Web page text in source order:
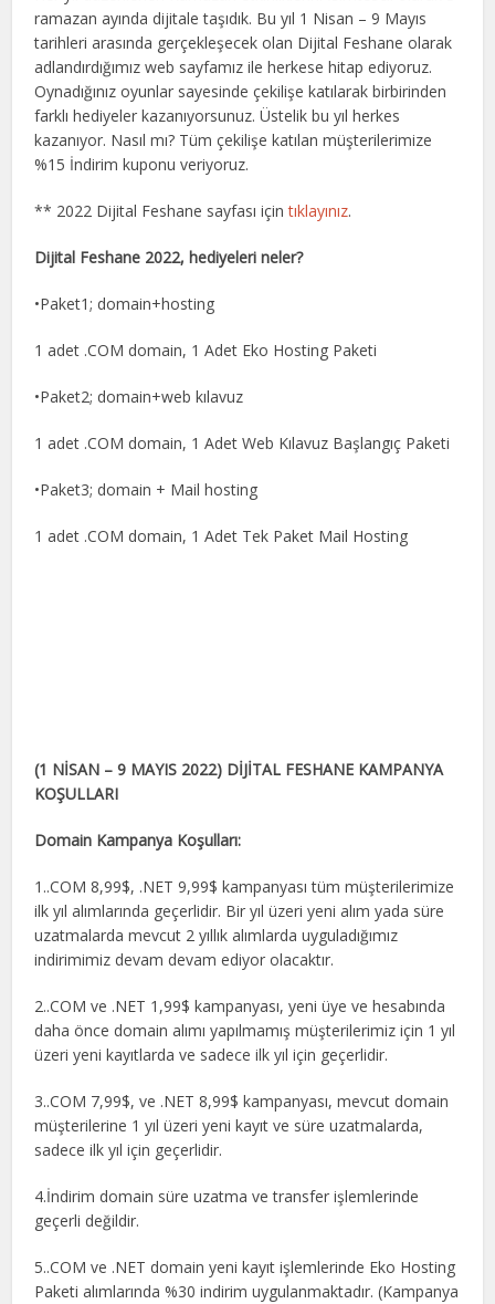
ramazan ayında dijitale taşıdık. Bu yıl 1 Nisan – 9 Mayıs
tarihleri arasında gerçekleşecek olan Dijital Feshane olarak
adlandırdığımız web sayfamız ile herkese hitap ediyoruz.
Oynadığınız oyunlar sayesinde çekilişe katılarak birbirinden
farklı hediyeler kazanıyorsunuz. Üstelik bu yıl herkes
kazanıyor. Nasıl mı? Tüm çekilişe katılan müşterilerimize
%15 İndirim kuponu veriyoruz.
** 2022 Dijital Feshane sayfası içintıklayınız.
Dijital Feshane 2022, hediyeleri neler?
•Paket1; domain+hosting
1 adet .COM domain, 1 Adet Eko Hosting Paketi
•Paket2; domain+web kılavuz
1 adet .COM domain, 1 Adet Web Kılavuz Başlangıç Paketi
•Paket3; domain + Mail hosting
1 adet .COM domain, 1 Adet Tek Paket Mail Hosting
(1 NİSAN – 9 MAYIS 2022) DİJİTAL FESHANE KAMPANYA
KOŞULLARI
Domain Kampanya Koşulları:
1..COM 8,99$, .NET 9,99$ kampanyası tüm müşterilerimize
ilk yıl alımlarında geçerlidir. Bir yıl üzeri yeni alım yada süre
uzatmalarda mevcut 2 yıllık alımlarda uyguladığımız
indirimimiz devam devam ediyor olacaktır.
2..COM ve .NET 1,99$ kampanyası, yeni üye ve hesabında
daha önce domain alımı yapılmamış müşterilerimiz için 1 yıl
üzeri yeni kayıtlarda ve sadece ilk yıl için geçerlidir.
3..COM 7,99$, ve .NET 8,99$ kampanyası, mevcut domain
müşterilerine 1 yıl üzeri yeni kayıt ve süre uzatmalarda,
sadece ilk yıl için geçerlidir.
4.İndirim domain süre uzatma ve transfer işlemlerinde
geçerli değildir.
5..COM ve .NET domain yeni kayıt işlemlerinde Eko Hosting
Paketi alımlarında %30 indirim uygulanmaktadır. (Kampanya